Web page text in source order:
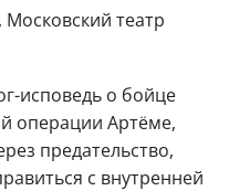
Московский театр
исповедь о бойце
операции Артёме,
предательство,
с внутренней